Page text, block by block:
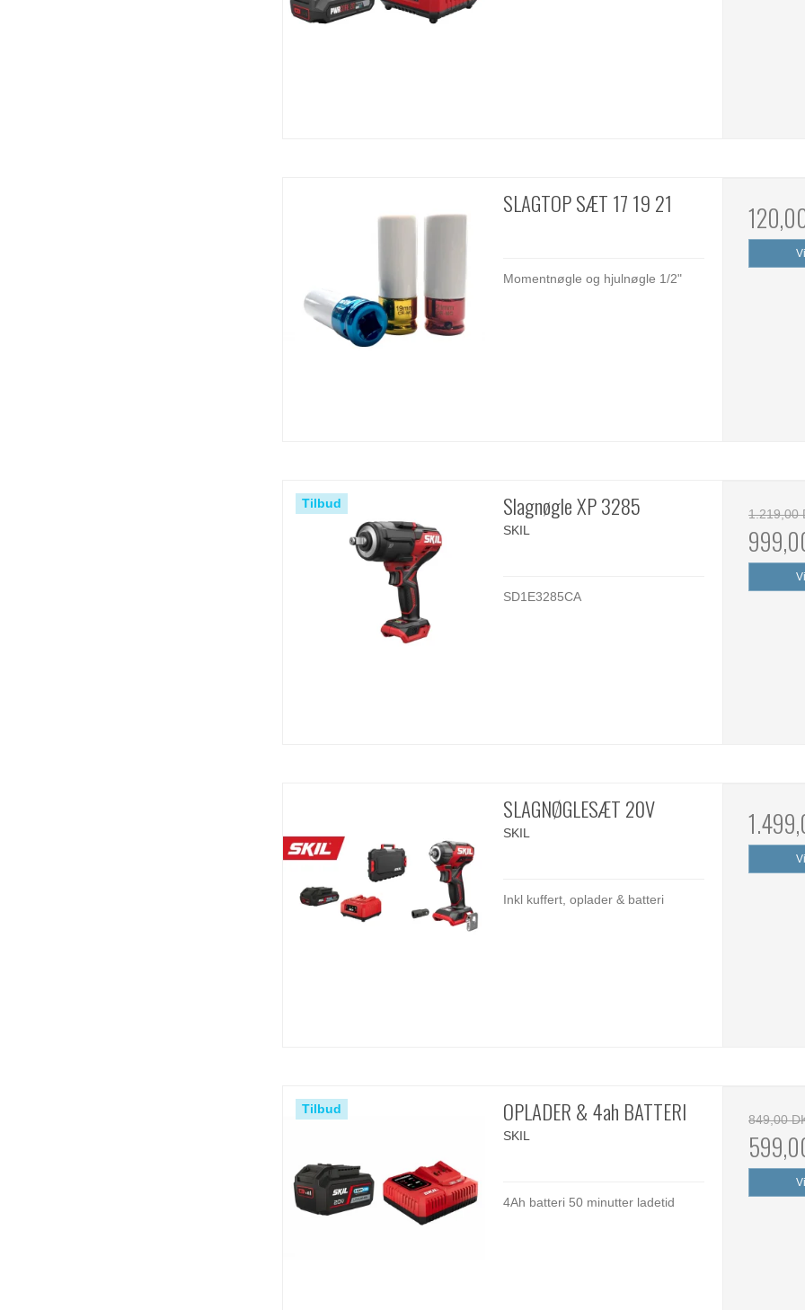
SLAGTOP SÆT 17 19 21
Momentnøgle og hjulnøgle 1/2"
Tilbud Slagnøgle XP 3285
SKIL
SD1E3285CA
1.219,00
SLAGNØGLESÆT 20V
SKIL
Inkl kuffert, oplader & batteri
Tilbud OPLADER & 4ah BATTERI
SKIL
4Ah batteri 50 minutter ladetid
849,00